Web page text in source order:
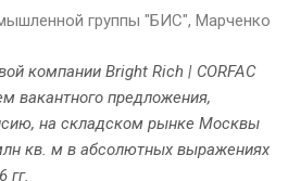
группы "БИС", Марченко
компании Bright Rich | CORFAC
вакантного предложения,
на складском рынке Москвы
кв. м в абсолютных выражениях
гг.